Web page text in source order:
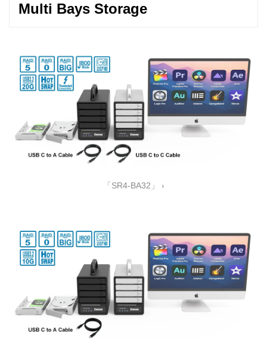
Multi Bays Storage
「SR4-BA32」 ›